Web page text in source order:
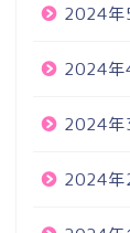
2024年
2024年
2024年
2024年